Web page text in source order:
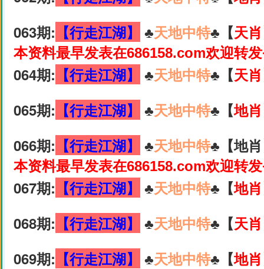
063期: 【行走江湖】 ♣️天地中特♣️【天肖
本资料最早发表在686158.com欢迎转
064期: 【行走江湖】 ♣️天地中特♣️【天肖
065期: 【行走江湖】 ♣️天地中特♣️【地肖
066期: 【行走江湖】 ♣️天地中特♣️【地
本资料最早发表在686158.com欢迎转
067期: 【行走江湖】 ♣️天地中特♣️【地肖
068期: 【行走江湖】 ♣️天地中特♣️【天肖
069期: 【行走江湖】 ♣️天地中特♣️【地肖